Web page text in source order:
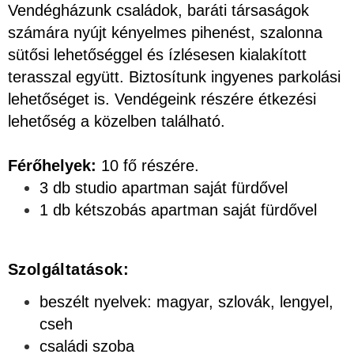
Vendégházunk családok, baráti társaságok
számára nyújt kényelmes pihenést, szalonna
sütősi lehetőséggel és ízlésesen kialakított
terasszal együtt. Biztosítunk ingyenes parkolási
lehetőséget is. Vendégeink részére étkezési
lehetőség a közelben található.
Férőhelyek: 10 fő részére.
3 db studio apartman saját fürdővel
1 db kétszobás apartman saját fürdővel
Szolgáltatások:
beszélt nyelvek: magyar, szlovák, lengyel,
cseh
családi szoba